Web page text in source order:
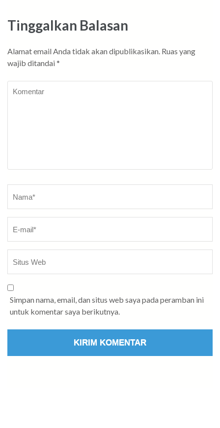
Tinggalkan Balasan
Alamat email Anda tidak akan dipublikasikan. Ruas yang
wajib ditandai *
Simpan nama, email, dan situs web saya pada peramban ini
untuk komentar saya berikutnya.